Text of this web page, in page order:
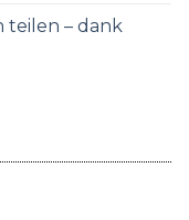
teilen – dank